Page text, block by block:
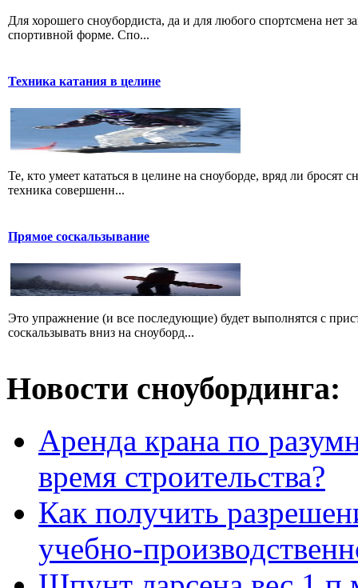
Для хорошего сноубордиста, да и для любого спортсмена нет
спортивной форме. Спо...
Техника катания в целине
Те, кто умеет кататься в целине на сноуборде, вряд ли
техника совершенн...
Прямое соскальзывание
Это упражнение (и все последующие) будет выполнятся с
соскальзывать вниз на сноуборд...
Новости сноубординга:
Аренда крана по
время строительства?
Как получить
учебно-